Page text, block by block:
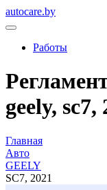
autocare.by
Работы
geely, sc7,
Главная
Авто
GEELY
SC7, 2021